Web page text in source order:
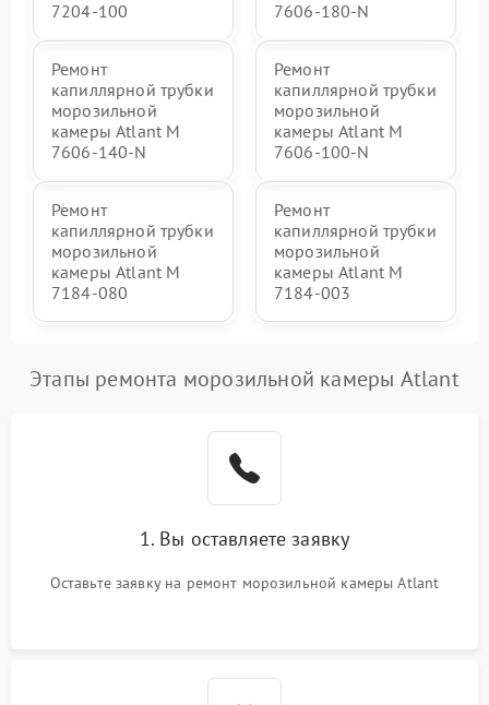
7204-100
7606-180-N
Ремонт
капиллярной трубки
морозильной
камеры Atlant М
7606-140-N
Ремонт
капиллярной трубки
морозильной
камеры Atlant М
7606-100-N
Ремонт
капиллярной трубки
морозильной
камеры Atlant М
7184-080
Ремонт
капиллярной трубки
морозильной
камеры Atlant М
7184-003
Этапы ремонта морозильной камеры Atlant
1. Вы оставляете заявку
Оставьте заявку на ремонт морозильной камеры Atlant